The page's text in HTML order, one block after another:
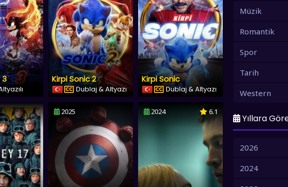
3 Kirpi Sonic 2
Dublaj & Altyazı
Kirpi Sonic
Dublaj & Altyazı
2025 2024 6.1
Müzik
Romantik
Spor
Tarih
Western
Yıllara
2026
2024